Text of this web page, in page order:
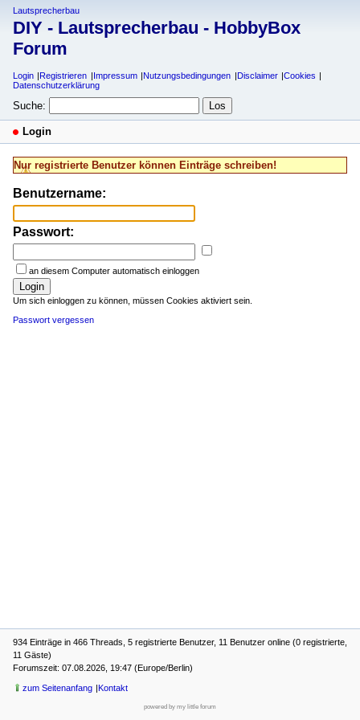
Lautsprecherbau
DIY - Lautsprecherbau - HobbyBox
Forum
Login Registrieren Impressum Nutzungsbedingungen Disclaimer
Cookies
Datenschutzerklärung
Suche:
Login
Nur registrierte Benutzer können Einträge schreiben!
Benutzername:
Passwort:
an diesem Computer automatisch einloggen
Login
Um sich einloggen zu können, müssen Cookies aktiviert sein.
Passwort vergessen
934 Einträge in 466 Threads, 5 registrierte Benutzer, 11 Benutzer online (0 registrierte,
11 Gäste)
Forumszeit: 07.08.2026, 19:47 (Europe/Berlin)
zum Seitenanfang Kontakt
powered by my little forum